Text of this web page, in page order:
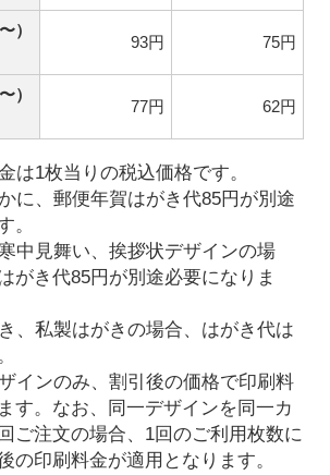
）
93円 75円
）
77円 62円
は1枚当りの税込価格です。
に、郵便年賀はがき代85円が別途
。
中見舞い、挨拶状デザインの場
がき代85円が別途必要になりま
、私製はがきの場合、はがき代は
インのみ、割引後の価格で印刷料
す。なお、同一デザインを同一カ
ご注文の場合、1回のご利用枚数に
の印刷料金が適用となります。